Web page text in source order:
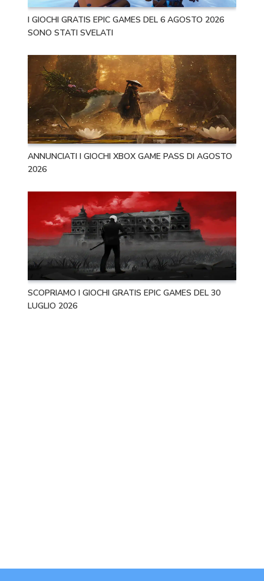
I GIOCHI GRATIS EPIC GAMES DEL 6 AGOSTO 2026
SONO STATI SVELATI
ANNUNCIATI I GIOCHI XBOX GAME PASS DI AGOSTO
2026
SCOPRIAMO I GIOCHI GRATIS EPIC GAMES DEL 30
LUGLIO 2026